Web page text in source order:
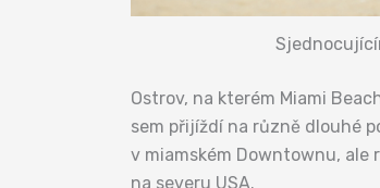
Ostrov, na kterém Miami
sem přijíždí na různě dlouhé
v miamském Downtownu,
na severu USA.